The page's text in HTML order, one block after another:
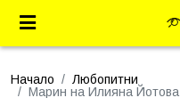
Начало
Любопитни
Марин на Илияна Йотова